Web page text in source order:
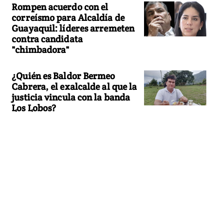
Rompen acuerdo con el
correísmo para Alcaldía de
Guayaquil: líderes arremeten
contra candidata
"chimbadora"
¿Quién es Baldor Bermeo
Cabrera, el exalcalde al que la
justicia vincula con la banda
Los Lobos?